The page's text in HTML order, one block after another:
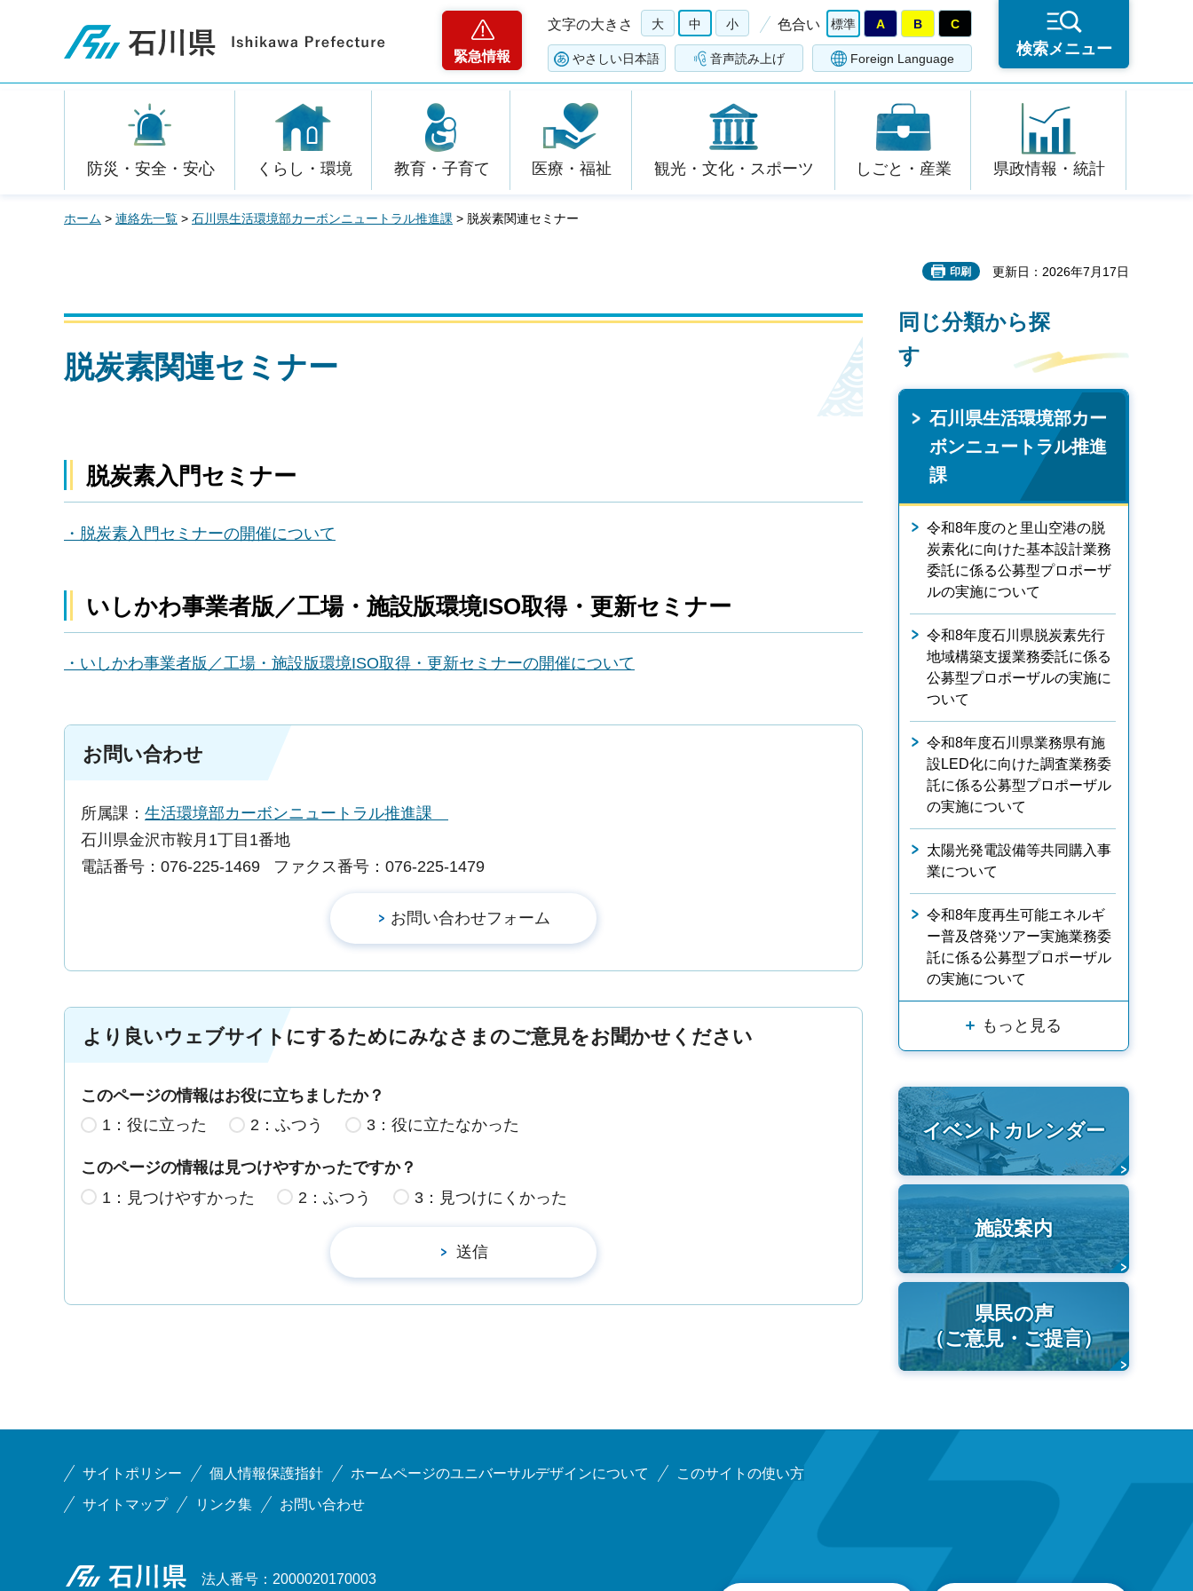
石川県
緊急情報
文字の大きさ 大 中 小 色合い 標準 A B C
やさしい日本語 音声読み上げ Foreign Language
検索メニュー
防災・安全・安心 くらし・環境 教育・子育て 医療・福祉 観光・文化・スポーツ しごと・産業 県政情報・統計
ホーム > 連絡先一覧 > 石川県生活環境部カーボンニュートラル推進課 > 脱炭素関連セミナー
印刷 更新日：2026年7月17日
脱炭素関連セミナー
脱炭素入門セミナー
・脱炭素入門セミナーの開催について
いしかわ事業者版／工場・施設版環境ISO取得・更新セミナー
・いしかわ事業者版／工場・施設版環境ISO取得・更新セミナーの開催について
お問い合わせ
所属課： 生活環境部カーボンニュートラル推進課
石川県金沢市鞍月1丁目1番地
電話番号：076-225-1469
ファクス番号：076-225-1479
より良いウェブサイトにするためにみなさまのご意見をお聞かせください
このページの情報はお役に立ちましたか？
1：役に立った
2：ふつう 3：役に立たなかった
このページの情報は見つけやすかったですか？
1：見つけやすかった
2：ふつう 3：見つけにくかった
同じ分類から探
す
石川県生活環境部カー
ボンニュートラル推進
課
令和8年度のと里山空港の脱
炭素化に向けた基本設計業務
委託に係る公募型プロポーザ
ルの実施について
令和8年度石川県脱炭素先行
地域構築支援業務委託に係る
公募型プロポーザルの実施に
ついて
令和8年度石川県業務県有施
設LED化に向けた調査業務委
託に係る公募型プロポーザル
の実施について
太陽光発電設備等共同購入事
業について
令和8年度再生可能エネルギ
ー普及啓発ツアー実施業務委
託に係る公募型プロポーザル
の実施について
もっと見る
イベントカレンダー
施設案内
県民の声
（ご意見・ご提言）
サイトポリシー 個人情報保護指針 ホームページのユニバーサルデザインについて このサイトの使い方
サイトマップ リンク集 お問い合わせ
石川県 法人番号：2000020170003